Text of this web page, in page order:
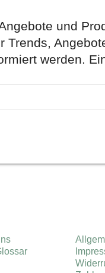
und
Trends,
werden.